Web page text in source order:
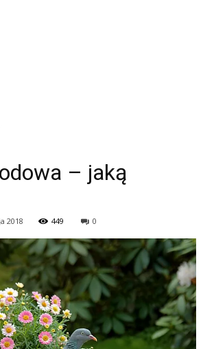
– jaką
2018 449 0